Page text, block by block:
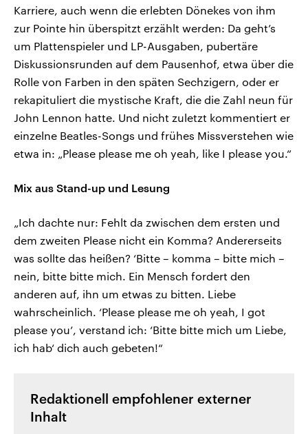
Karriere, auch wenn die erlebten Dönekes von ihm
zur Pointe hin überspitzt erzählt werden: Da geht’s
um Plattenspieler und LP-Ausgaben, pubertäre
Diskussionsrunden auf dem Pausenhof, etwa über die
Rolle von Farben in den späten Sechzigern, oder er
rekapituliert die mystische Kraft, die die Zahl neun für
John Lennon hatte. Und nicht zuletzt kommentiert er
einzelne Beatles-Songs und frühes Missverstehen wie
etwa in: „Please please me oh yeah, like I please you.“
Mix aus Stand-up und Lesung
„Ich dachte nur: Fehlt da zwischen dem ersten und
dem zweiten Please nicht ein Komma? Andererseits
was sollte das heißen? ‘Bitte – komma – bitte mich –
nein, bitte bitte mich. Ein Mensch fordert den
anderen auf, ihn um etwas zu bitten. Liebe
wahrscheinlich. ‘Please please me oh yeah, I got
please you’, verstand ich: ‘Bitte bitte mich um Liebe,
ich hab‘ dich auch gebeten!“
Redaktionell empfohlener externer
Inhalt